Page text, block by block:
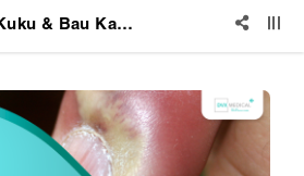
Nyeri Kuku & Bau Kaki? Waspadai Paronikia yang Sering Tidak Disadari